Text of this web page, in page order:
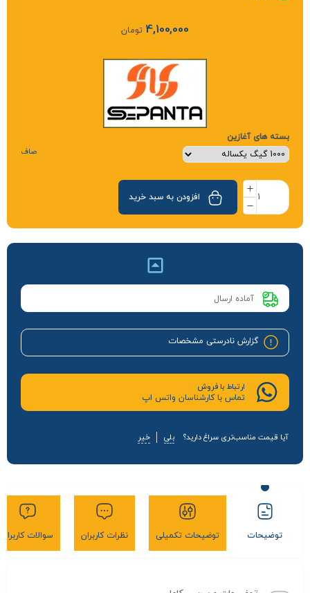
4,100,000 تومان
بسته های آغازین
صاف
افزودن به سبد خرید
آماده ارسال
گزارش نادرستی مشخصات
ارتباط با فروش
تماس با کارشناسان واتس اپ
آیا قیمت مناسب‌تری سراغ دارید؟ بلی خیر
توضیحات توضیحات تکمیلی نظرات کاربران سوالات کاربران